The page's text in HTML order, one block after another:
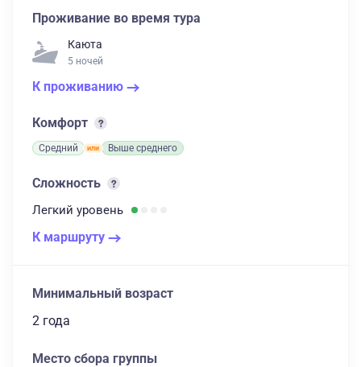
Проживание во время тура
Каюта
5 ночей
К проживанию
Комфорт
Средний Выше среднего
Сложность
Легкий уровень
К маршруту
Минимальный возраст
2 года
Место сбора группы